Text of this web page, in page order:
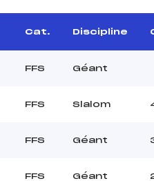
Cat. Discipline
FFS Géant
FFS Slalom
FFS Géant
FFS Géant